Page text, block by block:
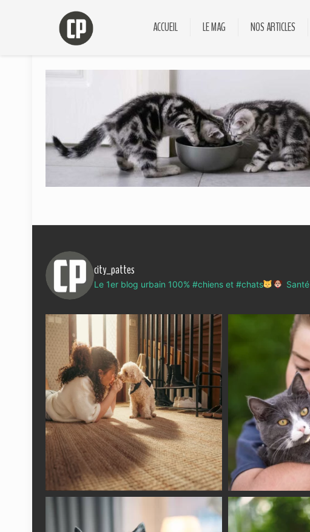
ACCUEIL LE MAG NOS ARTICLES
city_pattes
Le 1er blog urbain 100% #chiens et #chats Santé